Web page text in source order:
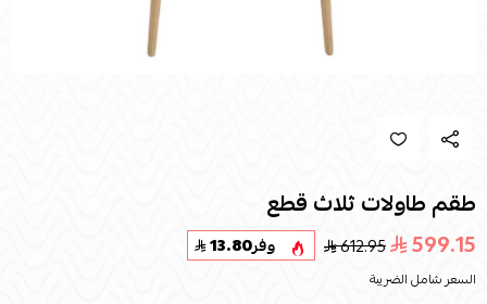
طقم طاولات ثلاث قطع
599.15
612.95 وفر13.80
السعر شامل الضريبة